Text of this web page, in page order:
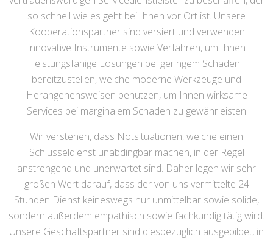
so schnell wie es geht bei Ihnen vor Ort ist. Unsere
Kooperationspartner sind versiert und verwenden
innovative Instrumente sowie Verfahren, um Ihnen
leistungsfähige Lösungen bei geringem Schaden
bereitzustellen, welche moderne Werkzeuge und
Herangehensweisen benutzen, um Ihnen wirksame
Services bei marginalem Schaden zu gewährleisten
Wir verstehen, dass Notsituationen, welche einen
Schlüsseldienst unabdingbar machen, in der Regel
anstrengend und unerwartet sind. Daher legen wir sehr
großen Wert darauf, dass der von uns vermittelte 24
Stunden Dienst keineswegs nur unmittelbar sowie solide,
sondern außerdem empathisch sowie fachkundig tätig wird.
Unsere Geschäftspartner sind diesbezüglich ausgebildet, in